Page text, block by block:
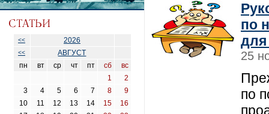
<< 2026
<<
АВГУСТ
пн
вт ср чт пт сб
вс
1
2
3
4 5 6 7 8
9
10
11 12 13 14 15
16
по
для
25
по